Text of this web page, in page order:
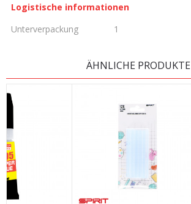
Logistische informationen
Unterverpackung
1
ÄHNLICHE PRODUKTE